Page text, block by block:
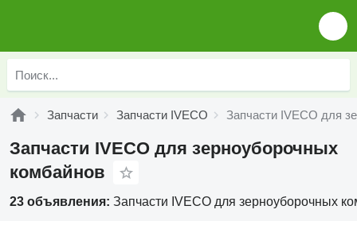
Запчасти Запчасти IVECO Запчасти IVECO для
Запчасти IVECO для зерноуборочных
комбайнов
23 объявления: Запчасти IVECO для зерноуборочных